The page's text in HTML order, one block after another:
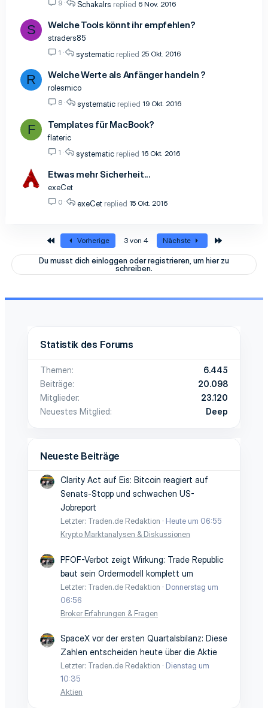
9 6 Nov. 2016
Schakalrs
S Welche Tools könnt ihr empfehlen?
straders85
1 25 Okt. 2016
systematic
R Welche Werte als Anfänger handeln ?
rolesmico
8 19 Okt. 2016
systematic
F Templates für MacBook?
flateric
1 16 Okt. 2016
systematic
Etwas mehr Sicherheit...
exeCet
0 15 Okt. 2016
exeCet
Erste Vorherige 3 von 4 Nächste Letzte
Du musst dich einloggen oder registrieren, um hier zu
schreiben.
Statistik des Forums
Themen
6.445
Beiträge
20.098
Mitglieder
23.120
Neuestes Mitglied
Deep
Neueste Beiträge
Clarity Act auf Eis: Bitcoin reagiert auf
Senats-Stopp und schwachen US-
Jobreport
Letzter: Traden.de Redaktion
Heute um 06:55
Krypto Marktanalysen & Diskussionen
PFOF-Verbot zeigt Wirkung: Trade Republic
baut sein Ordermodell komplett um
Letzter: Traden.de Redaktion
Donnerstag um
06:56
Broker Erfahrungen & Fragen
SpaceX vor der ersten Quartalsbilanz: Diese
Zahlen entscheiden heute über die Aktie
Letzter: Traden.de Redaktion
Dienstag um
10:35
Aktien